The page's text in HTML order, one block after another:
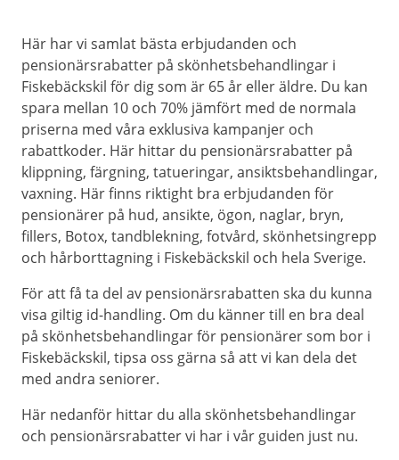
Här har vi samlat bästa erbjudanden och
pensionärsrabatter på skönhetsbehandlingar i
Fiskebäckskil för dig som är 65 år eller äldre. Du kan
spara mellan 10 och 70% jämfört med de normala
priserna med våra exklusiva kampanjer och
rabattkoder. Här hittar du pensionärsrabatter på
klippning, färgning, tatueringar, ansiktsbehandlingar,
vaxning. Här finns riktight bra erbjudanden för
pensionärer på hud, ansikte, ögon, naglar, bryn,
fillers, Botox, tandblekning, fotvård, skönhetsingrepp
och hårborttagning i Fiskebäckskil och hela Sverige.
För att få ta del av pensionärsrabatten ska du kunna
visa giltig id-handling. Om du känner till en bra deal
på skönhetsbehandlingar för pensionärer som bor i
Fiskebäckskil, tipsa oss gärna så att vi kan dela det
med andra seniorer.
Här nedanför hittar du alla skönhetsbehandlingar
och pensionärsrabatter vi har i vår guiden just nu.